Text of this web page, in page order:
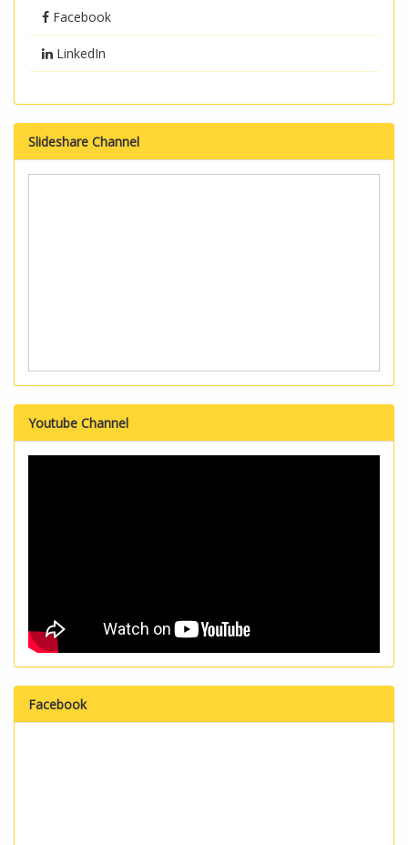
Facebook
LinkedIn
Slideshare Channel
Youtube Channel
Facebook